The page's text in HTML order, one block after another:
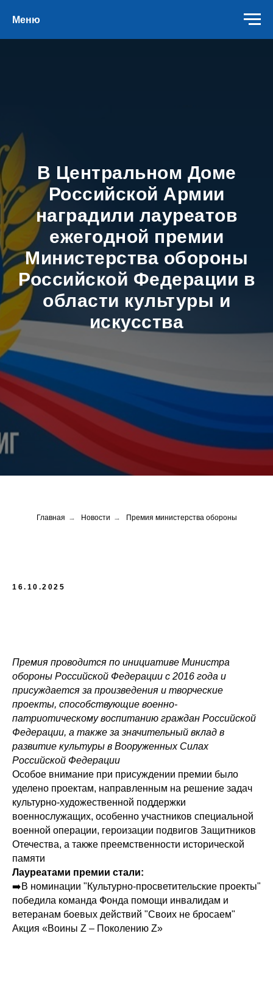
Меню
В Центральном Доме
Российской Армии
наградили лауреатов
ежегодной премии
Министерства обороны
Российской Федерации в
области культуры и
искусства
Главная → Новости → Премия министерства обороны
16.10.2025
Премия проводится по инициативе Министра
обороны Российской Федерации с 2016 года и
присуждается за произведения и творческие
проекты, способствующие военно-
патриотическому воспитанию граждан Российской
Федерации, а также за значительный вклад в
развитие культуры в Вооруженных Силах
Российской Федерации
Особое внимание при присуждении премии было
уделено проектам, направленным на решение задач
культурно-художественной поддержки
военнослужащих, особенно участников специальной
военной операции, героизации подвигов Защитников
Отечества, а также преемственности исторической
памяти
Лауреатами премии стали:
➡️В номинации "Культурно-просветительские проекты"
победила команда Фонда помощи инвалидам и
ветеранам боевых действий "Своих не бросаем"
Акция «Воины Z – Поколению Z»